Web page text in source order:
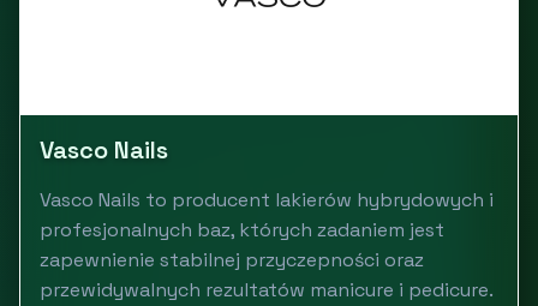
Vasco Nails
Vasco Nails to producent lakierów hybrydowych i
profesjonalnych baz, których zadaniem jest
zapewnienie stabilnej przyczepności oraz
przewidywalnych rezultatów manicure i pedicure.